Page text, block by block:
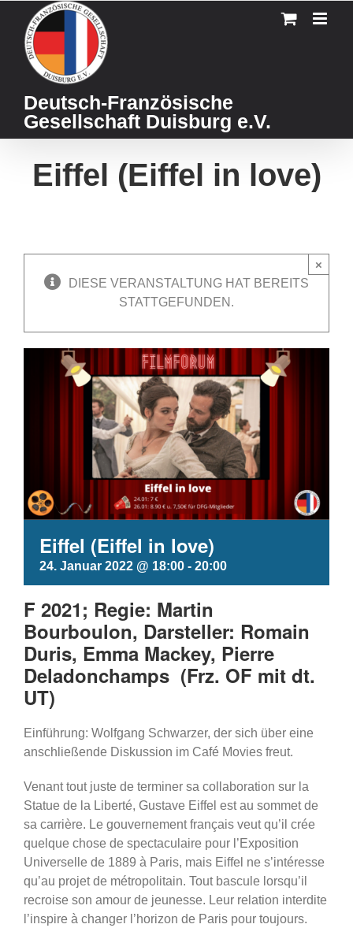
content
Deutsch-Französische
Gesellschaft Duisburg e.V.
Eiffel (Eiffel in love)
DIESE VERANSTALTUNG HAT BEREITS
STATTGEFUNDEN.
×
Eiffel (Eiffel in love)
24. Januar 2022 @ 18:00 - 20:00
F 2021; Regie: Martin
Bourboulon, Darsteller: Romain
Duris, Emma Mackey, Pierre
Deladonchamps (Frz. OF mit dt.
UT)
Einführung: Wolfgang Schwarzer, der sich über eine
anschließende Diskussion im Café Movies freut.
Venant tout juste de terminer sa collaboration sur la
Statue de la Liberté, Gustave Eiffel est au sommet de
sa carrière. Le gouvernement français veut qu’il crée
quelque chose de spectaculaire pour l’Exposition
Universelle de 1889 à Paris, mais Eiffel ne s’intéresse
qu’au projet de métropolitain. Tout bascule lorsqu’il
recroise son amour de jeunesse. Leur relation interdite
l’inspire à changer l’horizon de Paris pour toujours.